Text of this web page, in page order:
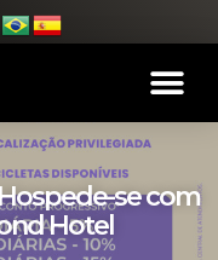
se com
Hotel